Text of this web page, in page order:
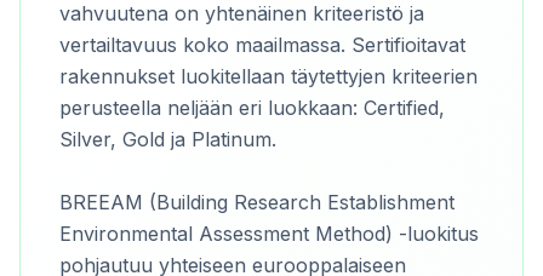
vahvuutena on yhtenäinen kriteeristö ja
vertailtavuus koko maailmassa. Sertifioitavat
rakennukset luokitellaan täytettyjen kriteerien
perusteella neljään eri luokkaan: Certified,
Silver, Gold ja Platinum.
BREEAM (Building Research Establishment
Environmental Assessment Method) -luokitus
pohjautuu yhteiseen eurooppalaiseen